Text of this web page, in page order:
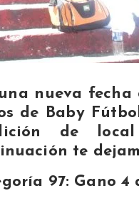
nueva fecha
de Baby
de
te
97: Gano 4